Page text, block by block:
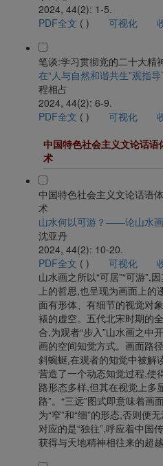
2024, 44(2): 1-5.
PDF全文 ( ) 可视化
笔谈:学习贯彻党的二十大精
在“人与自然和谐共生”观指
程相占
2024, 44(2): 6-9.
PDF全文 ( ) 可视化
中国特色社会主义文论话语
术
中国特色社会主义文论话语
术
山水何以可游？——论山水
沈亚丹
2024, 44(2): 10-20.
PDF全文 ( ) 可视化
山水画之所以“可居”“可游”,
上的哲思,也呈现为画面上
面有形体、有细节的视觉对
裱的虚空。五代北宋时期的
合,为观者“步入”山水画之中
画的空间知觉方式。画面路
斜蜿蜒,在观者的知觉中被解
营造了一个动态知觉过程,使
路形态多样,但其在视觉上多
路”。“三远”图式即意味着画
为“窄”和“细”的形态,否则便
对应的是“独往”,呼应着中国
获得与天地精神相往来的超越